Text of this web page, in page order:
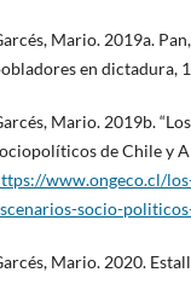
Mario. 2019a.
en dictadura,
Mario. 2019b.
de Chile y
www.ongeco.cl/
socio-
Mario. 2020.